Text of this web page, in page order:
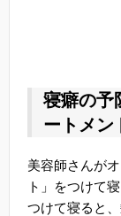
寝癖の予
ートメン
美容師さんが
ト」をつけて寝
つけて寝ると